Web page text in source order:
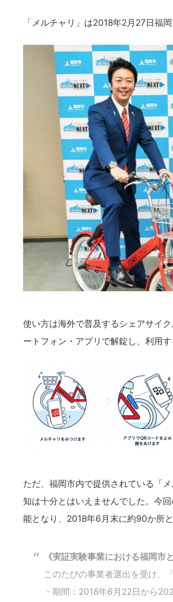
「メルチャリ」は2018年2月27日福
使い方は海外で普及するシェアサイ
ートフォン・アプリで解錠し、利用す
ただ、福岡市内で提供されている「
知は十分とはいえませんでした。今
能となり、2018年6月末に約90か所と
《実証実験事業における福岡市
このたびの事業者選出を受け、
・期間：2018年6月22日から